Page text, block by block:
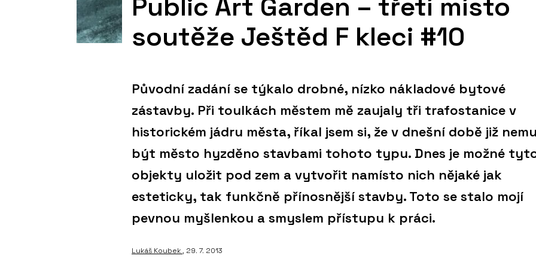
Public Art Garden – třetí místo
soutěže Ještěd F kleci #10
Původní zadání se týkalo drobné, nízko nákladové bytové
zástavby. Při toulkách městem mě zaujaly tři trafostanice v
historickém jádru města, říkal jsem si, že v dnešní době již
být město hyzděno stavbami tohoto typu. Dnes je možné
objekty uložit pod zem a vytvořit namísto nich nějaké jak
esteticky, tak funkčně přínosnější stavby. Toto se stalo mojí
pevnou myšlenkou a smyslem přístupu k práci.
Lukáš Koubek, 29. 7. 2013